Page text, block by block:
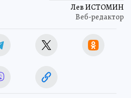
Лев ИСТОМИН
Веб-редактор